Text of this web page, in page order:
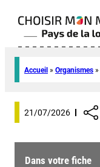
Accueil » Organismes »
21/07/2026
Dans votre fiche